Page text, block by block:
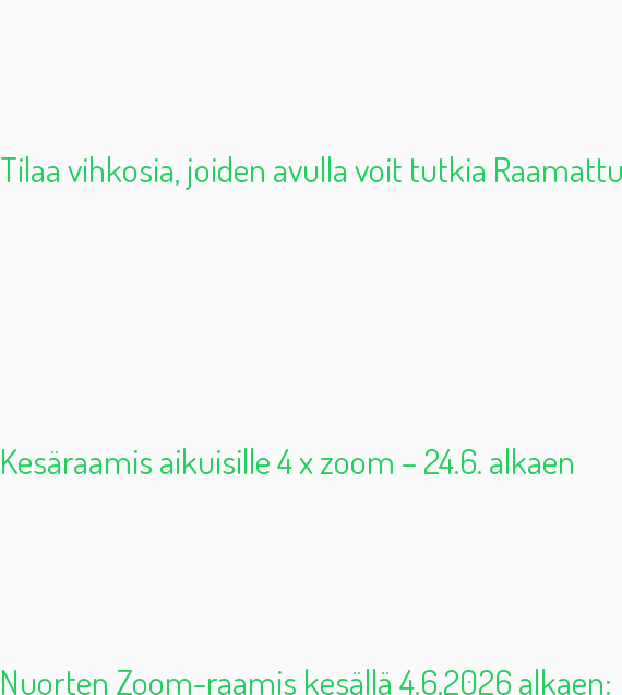
Tilaa vihkosia, joiden avulla voit tutkia
Kesäraamis aikuisille 4 x zoom – 24.6. alkaen
Nuorten Zoom-raamis kesällä 4.6.2026 alkaen: